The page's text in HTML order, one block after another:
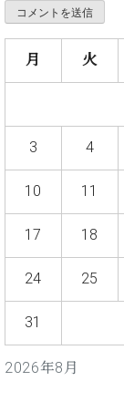
ラ
イ
ピ
C.
ヒ
シ
タ
カ
室
ピ
の
ン
ス
トラ
ム東
2026年8月
月 火
3 4
10 11
17 18
24 25
31